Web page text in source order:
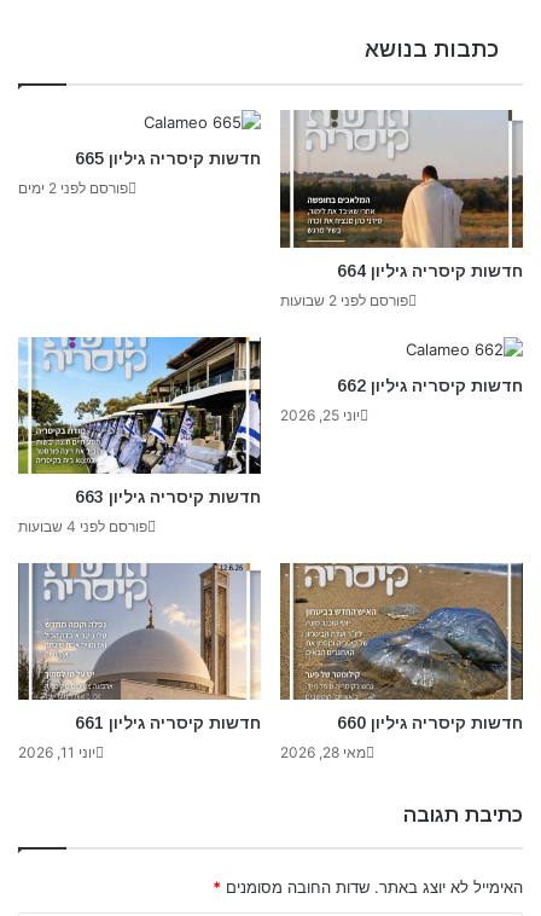
כתבות בנושא
חדשות קיסריה גיליון 665
פורסם לפני 2 ימים
חדשות קיסריה גיליון 664
פורסם לפני 2 שבועות
חדשות קיסריה גיליון 663
פורסם לפני 4 שבועות
חדשות קיסריה גיליון 662
יוני 25, 2026
חדשות קיסריה גיליון 661
יוני 11, 2026
חדשות קיסריה גיליון 660
מאי 28, 2026
כתיבת תגובה
האימייל לא יוצג באתר. שדות החובה מסומנים *